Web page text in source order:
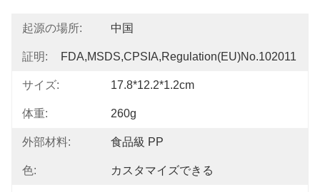
起源の場所: 中国
証明: FDA,MSDS,CPSIA,Regulation(EU)no.102011
サイズ: 17.8*12.2*1.2cm
体重: 260g
外部材料: 食品級 PP
色: カスタマイズできる